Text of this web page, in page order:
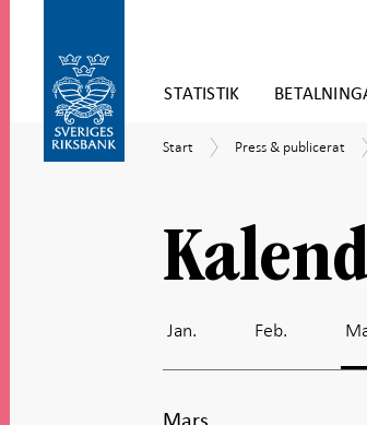
direkt
innehåll
STATISTIK
till
Start
Start
Press
Press & publicerat
Jan. Feb.
Mars